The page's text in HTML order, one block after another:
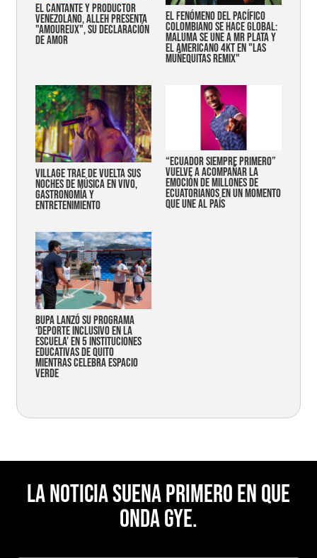
EL CANTANTE Y PRODUCTOR
VENEZOLANO, ALLEH PRESENTA
"AMOUREUX", SU DECLARACIÓN
DE AMOR
EL FENÓMENO DEL PACÍFICO
COLOMBIANO SE HACE GLOBAL:
MALUMA SE UNE A MR PLATA Y
EL AMERICANO 4KT EN "LAS
MUÑEQUITAS REMIX"
Village trae de vuelta sus
noches de música en vivo,
gastronomía y
entretenimiento
“Ecuador siempre primero”
vuelve a acompañar la
emoción de millones de
ecuatorianos en un momento
que une al país
Bupa lanzó su programa
‘Deporte Inclusivo en la
Escuela’ en 5 instituciones
educativas de Quito
mientras celebra espacio
verde
La noticia suena primero en Que
Onda Gye.